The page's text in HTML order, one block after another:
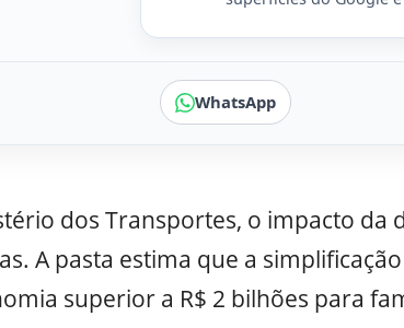
WhatsApp
dos Transportes, o impacto da
A pasta estima que a
superior a R$ 2 bilhões para